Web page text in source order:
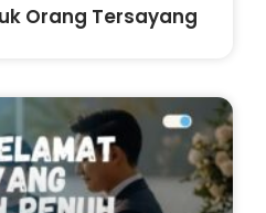
Orang Tersayang